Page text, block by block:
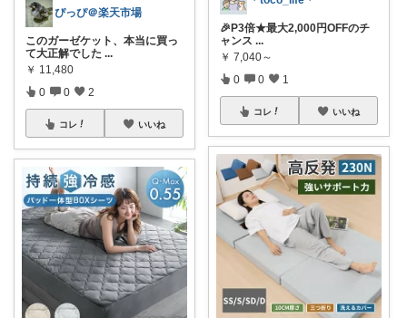
ぴっぴ＠楽天市場
このガーゼケット、本当に買っ
て大正解でした ...
￥ 11,480
0 0 2
コレ いいね
🎉P3倍★最大2,000円OFFのチ
ャンス ...
￥ 7,040～
0 0 1
コレ いいね